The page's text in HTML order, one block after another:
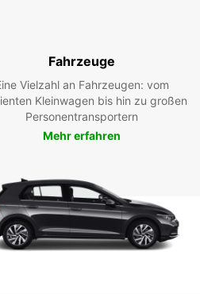
Fahrzeuge
Vielzahl an Fahrzeugen: vom
Kleinwagen bis hin zu großen
Personentransportern
Mehr erfahren